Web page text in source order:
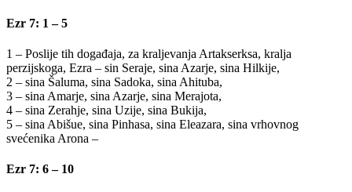
Ezr 7: 1 – 5
1 – Poslije tih događaja, za kraljevanja Artakserksa, kralja
perzijskoga, Ezra – sin Seraje, sina Azarje, sina Hilkije,
2 – sina Šaluma, sina Sadoka, sina Ahituba,
3 – sina Amarje, sina Azarje, sina Merajota,
4 – sina Zerahje, sina Uzije, sina Bukija,
5 – sina Abišue, sina Pinhasa, sina Eleazara, sina vrhovnog
svećenika Arona –
Ezr 7: 6 – 10